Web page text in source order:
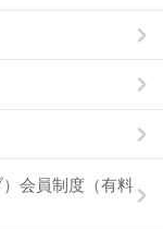
会員制度（有料